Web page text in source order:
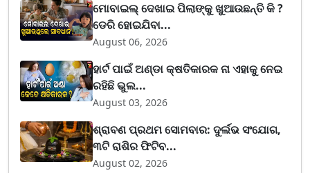
ମୋବାଇଲ୍ ଦେଖାଇ ପିଲାଙ୍କୁ ଖୁଆଉଛନ୍ତି କି ?
ଡେରି ହୋଇଯିବା...
August 06, 2026
ହାର୍ଟ ପାଇଁ ଅଣ୍ଡା କ୍ଷତିକାରକ ନା ଏହାକୁ ନେଇ
ରହିଛି ଭୁଲ...
August 03, 2026
ଶ୍ରାବଣ ପ୍ରଥମ ସୋମବାର: ଦୁର୍ଲଭ ସଂଯୋଗ,
୩ଟି ରାଶିର ଫିଟିବ...
August 02, 2026